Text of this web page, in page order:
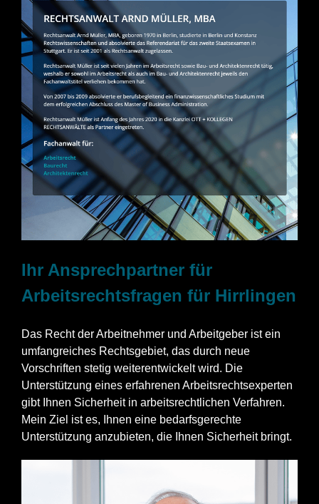
Ihr Ansprechpartner für
Arbeitsrechtsfragen für Hirrlingen
Das Recht der Arbeitnehmer und Arbeitgeber ist ein
umfangreiches Rechtsgebiet, das durch neue
Vorschriften stetig weiterentwickelt wird. Die
Unterstützung eines erfahrenen Arbeitsrechtsexperten
gibt Ihnen Sicherheit in arbeitsrechtlichen Verfahren.
Mein Ziel ist es, Ihnen eine bedarfsgerechte
Unterstützung anzubieten, die Ihnen Sicherheit bringt.